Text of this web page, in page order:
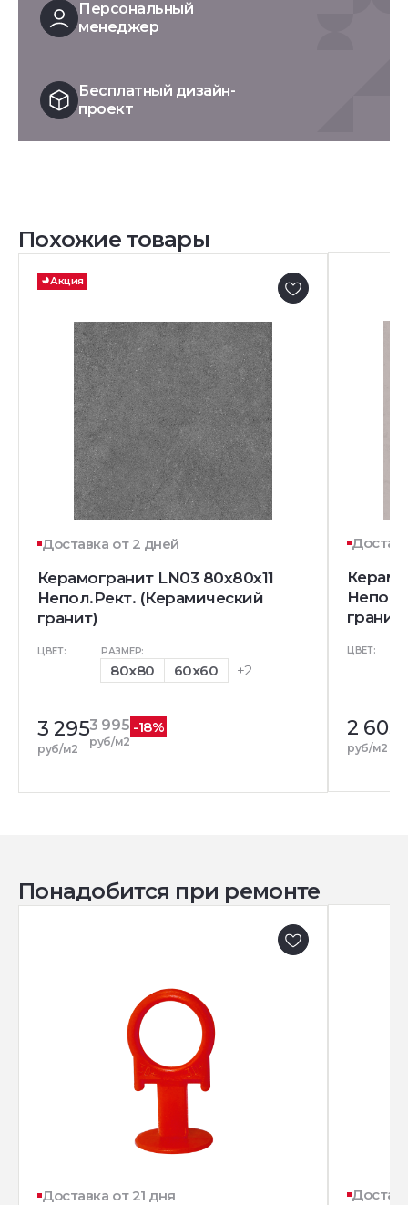
Персональный
менеджер
Бесплатный дизайн-
проект
Похожие товары
Акция
Доставка от 2 дней
Керамогранит LN03 80x80x11
Непол.Рект. (Керамический
гранит)
ЦВЕТ: РАЗМЕР:
80x80 60x60 +2
3 295
руб/м2
3 995
руб/м2
-18%
гранит)
ЦВЕТ:
2 605
руб/м2
Понадобится при ремонте
Доставка от 21 дня